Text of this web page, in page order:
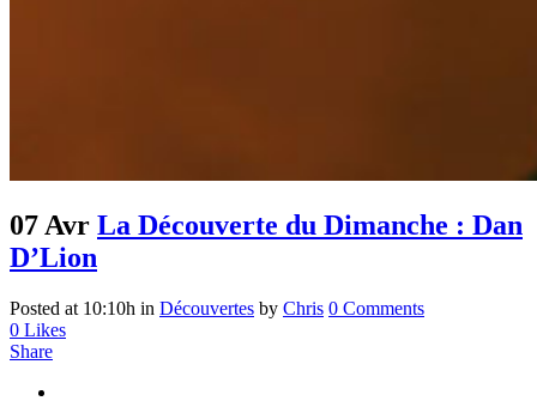
07 Avr La Découverte du Dimanche : Dan
D’Lion
Posted at 10:10h in Découvertes by Chris 0 Comments
0 Likes
Share